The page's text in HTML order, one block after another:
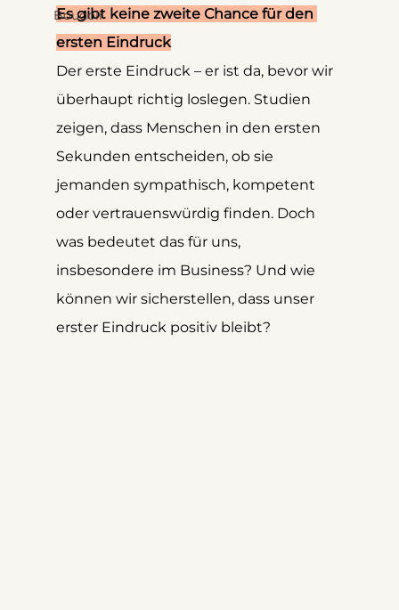
Boudoir
Es gibt keine zweite Chance für den
ersten Eindruck
Der erste Eindruck – er ist da, bevor wir
überhaupt richtig loslegen. Studien
zeigen, dass Menschen in den ersten
Sekunden entscheiden, ob sie
jemanden sympathisch, kompetent
oder vertrauenswürdig finden. Doch
was bedeutet das für uns,
insbesondere im Business? Und wie
können wir sicherstellen, dass unser
erster Eindruck positiv bleibt?